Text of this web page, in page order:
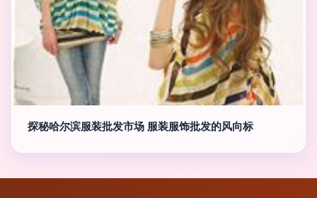
探秘哈尔滨服装批发市场 服装服饰批发的风向标